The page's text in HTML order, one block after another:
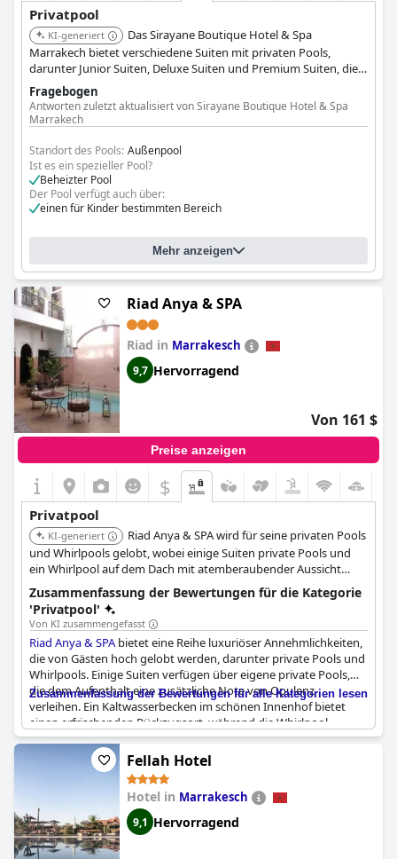
Privatpool
KI-generiert
Das Sirayane Boutique Hotel & Spa
Marrakech bietet verschiedene Suiten mit privaten Pools,
darunter Junior Suiten, Deluxe Suiten und Premium Suiten, die
alle über private beheizte Pools und Gärten oder Terrassen
verfügen.
Fragebogen
Antworten zuletzt aktualisiert von Sirayane Boutique Hotel & Spa
Marrakech
Standort des Pools: Außenpool
Ist es ein spezieller Pool?
Beheizter Pool
Der Pool verfügt auch über:
einen für Kinder bestimmten Bereich
Mehr anzeigen
Riad Anya & SPA
Riad in Marrakesch
9,7 Hervorragend
Von 161 $
Preise anzeigen
$
Privatpool
KI-generiert
Riad Anya & SPA wird für seine privaten Pools
und Whirlpools gelobt, wobei einige Suiten private Pools und
ein Whirlpool auf dem Dach mit atemberaubender Aussicht
bieten.
Zusammenfassung der Bewertungen für die Kategorie
'Privatpool'
Von KI zusammengefasst
Riad Anya & SPAbietet eine Reihe luxuriöser Annehmlichkeiten,
die von Gästen hoch gelobt werden, darunter private Pools und
Whirlpools. Einige Suiten verfügen über eigene private Pools,
die dem Aufenthalt eine zusätzliche Note von Opulenz
verleihen. Ein Kaltwasserbecken im schönen Innenhof bietet
einen erfrischenden Rückzugsort, während die Whirlpool-
Optionen auf der Dachterrasse atemberaubende Ausblicke und
Entspannungsmöglichkeiten nach einem erlebnisreichen Tag
bieten. Insbesondere der Whirlpool auf der Dachterrasse wird
für seinen Blick auf den Garten von La Mamounia gelobt.
Gäste empfinden die privaten Pools und Whirlpools als
geräumig und wunderschön gestaltet, was das romantische
und friedliche Ambiente des Hotels unterstreicht. Die Spa-
Zusammenfassung der Bewertungen für alle Kategorien lesen
Fellah Hotel
Hotel in Marrakesch
9,1 Hervorragend